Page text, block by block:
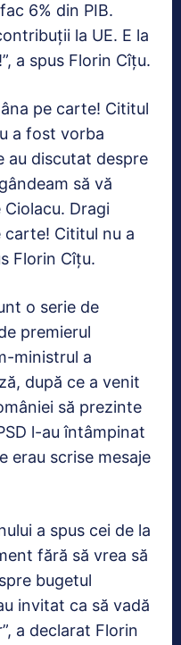
6% din PIB.
la UE. E la
a spus Florin Cîțu.
pe carte! Cititul
a fost vorba
au discutat despre
să vă
Dragi
carte! Cititul nu a
Florin Cîțu.
o serie de
premierul
ministrul a
după ce a venit
să prezinte
l-au întâmpinat
erau scrise mesaje
a spus cei de la
fără să vrea să
bugetul
invitat ca să vadă
a declarat Florin